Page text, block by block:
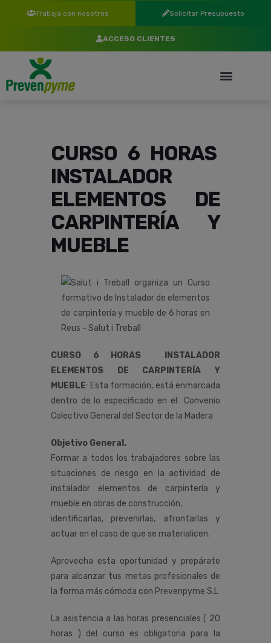
Trabaja con nosotros Solicitar Presupuesto
ACCESO CLIENTES
CURSO 6 HORAS
INSTALADOR
ELEMENTOS DE
CARPINTERÍA Y
MUEBLE
CURSO 6 HORAS INSTALADOR
ELEMENTOS DE CARPINTERÍA Y
MUEBLE: Esta formación, está enmarcada
dentro de lo especificado en el
Convenio
Colectivo General del Sector de la Madera
Objetivo General.
Formar a todos los trabajadores sobre las
situaciones de riesgo en la actividad de
instalador elementos de carpintería y
mueble en obras de construcción,
identificarlas, prevenirlas, afrontarlas y
actuar en el caso de que se materialicen.
Aprovecha esta oportunidad y prepárate
para alcanzar tus metas profesionales de
la forma más cómoda con Prevenpyme S.L
La asistencia a las horas presenciales ( 20
horas ) del curso es obligatoria para la